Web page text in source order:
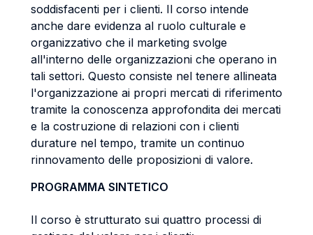
soddisfacenti per i clienti. Il corso intende
anche dare evidenza al ruolo culturale e
organizzativo che il marketing svolge
all'interno delle organizzazioni che operano in
tali settori. Questo consiste nel tenere allineata
l'organizzazione ai propri mercati di riferimento
tramite la conoscenza approfondita dei mercati
e la costruzione di relazioni con i clienti
durature nel tempo, tramite un continuo
rinnovamento delle proposizioni di valore.
PROGRAMMA SINTETICO
Il corso è strutturato sui quattro processi di